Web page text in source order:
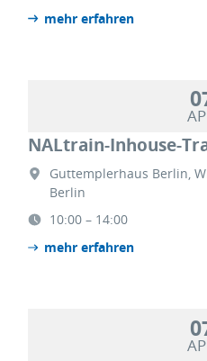
mehr erfahren
NALtrain-Inhouse-
Guttemplerhaus Berlin,
Berlin
10:00 – 14:00
mehr erfahren